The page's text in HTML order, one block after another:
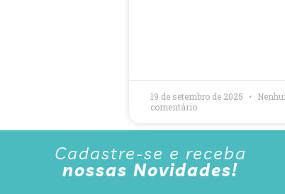
19 de setembro de 2025
comentário
Cadastre-se e receba
nossas Novidades!